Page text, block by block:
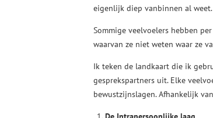
eigenlijk diep vanbinnen al weet.
Sommige veelvoelers hebben
waarvan ze niet weten waar ze
Ik teken de landkaart die ik
gesprekspartners uit. Elke
bewustzijnslagen. Afhankelijk